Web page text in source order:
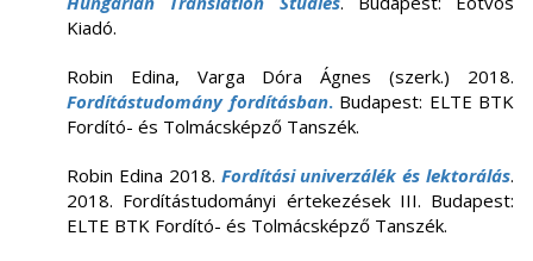
Kiadó.
Robin Edina, Varga Dóra Ágnes (szerk.) 2018.
Fordítástudomány fordításban.Budapest: ELTE BTK
Fordító- és Tolmácsképző Tanszék.
Robin Edina 2018. Fordítási univerzálék és lektorálás.
2018. Fordítástudományi értekezések III. Budapest:
ELTE BTK Fordító- és Tolmácsképző Tanszék.